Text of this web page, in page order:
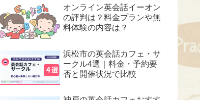
オンライン英会話イーオン
の評判は？料金プランや無
料体験の内容は？
浜松市の英会話カフェ・サ
ークル4選｜料金・予約要
否と開催状況で比較